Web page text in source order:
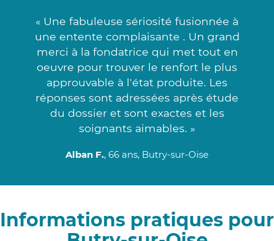
« Une fabuleuse sériosité fusionnée à
une entente complaisante . Un grand
merci à la fondatrice qui met tout en
oeuvre pour trouver le renfort le plus
approuvable à l'état produite. Les
réponses sont adressées après étude
du dossier et sont exactes et les
soignants aimables. »
Alban F., 66 ans, Butry-sur-Oise
Informations pratiques pour